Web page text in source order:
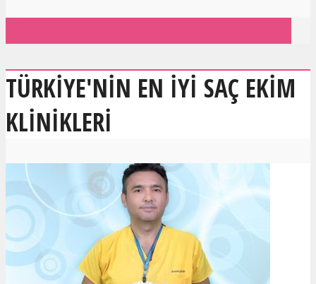
TÜRKIYE'NIN EN IYI SAÇ EKIM
KLINIKLERI